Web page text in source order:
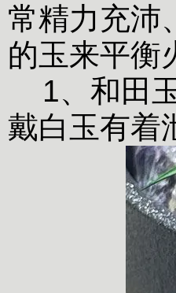
常精力充沛
的玉来平衡
1、和田
戴白玉有着